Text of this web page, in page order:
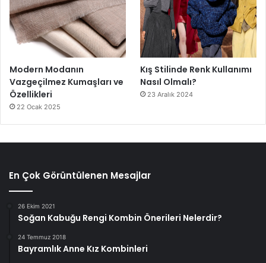
Modern Modanın
Vazgeçilmez Kumaşları ve
Özellikleri
22 Ocak 2025
Kış Stilinde Renk Kullanımı
Nasıl Olmalı?
23 Aralık 2024
En Çok Görüntülenen Mesajlar
26 Ekim 2021
Soğan Kabuğu Rengi Kombin Önerileri Nelerdir?
24 Temmuz 2018
Bayramlık Anne Kız Kombinleri